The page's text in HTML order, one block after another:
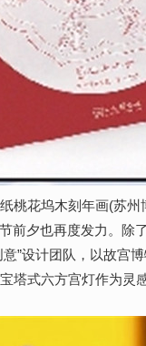
桃花坞木刻年画(苏州
夕也再度发力。除
”设计团队，以故宫
塔式六方宫灯作为灵